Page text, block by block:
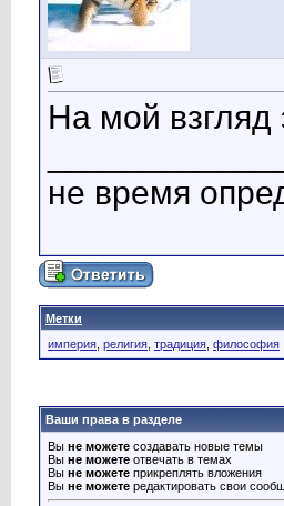
На мой взгляд
не время
Метки
империя религия традиция философия
Ваши права в разделе
Вы не можете создавать новые темы
Вы не можете отвечать в темах
Вы не можете прикреплять вложения
Вы не можете редактировать свои